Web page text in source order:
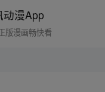
动漫App
版漫画畅快看